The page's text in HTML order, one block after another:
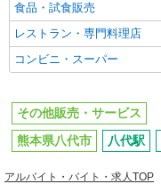
食品・試食販売
レストラン・専門料理店
コンビニ・スーパー
その他販売・サービス
熊本県八代市
八代駅
アルバイト・バイト・求人TOP